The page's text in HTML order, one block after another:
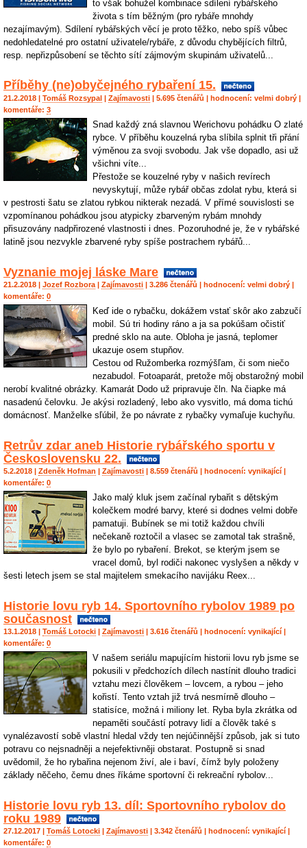
to však bohužel kombinace sdílení rybářského
života s tím běžným (pro rybáře mnohdy
nezajímavým). Sdílení rybářských věcí je proto těžko, nebo spíš vůbec
nedohledatelné pro ostatní uživatele/rybáře, z důvodu chybějících filtrů,
resp. nepřizpůsobení se těchto sítí zájmovým skupinám uživatelů...
Příběhy (ne)obyčejného rybaření 15.
21.2.2018 | Tomáš Rozsypal | Zajímavosti | 5.695 čtenářů | hodnocení: velmi dobrý |
komentáře: 3
Snad každý zná slavnou Werichovu pohádku O zlaté
rybce. V příběhu kouzelná ryba slíbila splnit tři přání
výměnou za svoji svobodu. Jak vše dopadlo, asi už
všichni víte...
Přestože se kouzelné ryby v našich revírech
nevyskytují, může rybář občas zdolat rybu, která si
v pestrosti šatu se zlatou rybkou nikterak nezadá. V přímé souvislosti se
vzpomínanou pohádkou jsou atypicky zbarveným rybám mnohdy
přisuzovány nadpřirozené vlastnosti i dnes. Pozoruhodné je, že v rybářské
latině jsou nezvykle zbarvené ryby spíše postrachem rybářů...
Vyznanie mojej láske Mare
21.2.2018 | Jozef Rozbora | Zajímavosti | 3.286 čtenářů | hodnocení: velmi dobrý |
komentáře: 0
Keď ide o rybačku, dokážem vstať skôr ako zabzučí
mobil. Sú tri hodiny ráno a ja sa pokúšam očistiť
predné sklo na aute. Obloha je jasná, teplomer
ukazuje osem stupňov.
Cestou od Ružomberka rozmýšľam, či som niečo
nezabudol. Fotoaparát, pretože môj obstarožný mobil
nerobí kvalitné obrázky. Kamarát Dodo už pripravuje čln. Na čiapke má
nasadenú čelovku. Je akýsi rozladený, lebo ako vysvitlo, má doma tichú
domácnosť. Manželke sľúbil, že po návrate z rybačky vymaľuje kuchyňu.
Retrův zdar aneb Historie rybářského sportu v
Československu 22.
5.2.2018 | Zdeněk Hofman | Zajímavosti | 8.559 čtenářů | hodnocení: vynikající |
komentáře: 0
Jako malý kluk jsem začínal rybařit s dětským
kolečkem modré barvy, které si dodnes velmi dobře
pamatuji. Bubínek se mi totiž každou chvíli
nečekaně roztočil a vlasec se zamotal tak strašně,
že bylo po rybaření. Brekot, se kterým jsem se
vracel domů, byl rodiči nakonec vyslyšen a někdy v
šesti letech jsem se stal majitelem smekacího navijáku Reex...
Historie lovu ryb 14. Sportovního rybolov 1989 po
současnost
13.1.2018 | Tomáš Lotocki Zajímavosti | 3.616 čtenářů | hodnocení: vynikající
komentáře: 0
V našem seriálu mapujícím historii lovu ryb jsme se
pokusili v předchozích dílech nastínit dlouho tradici
vztahu mezi člověkem – lovcem, a rybou – jeho
kořistí. Tento vztah již trvá nesmírně dlouho –
statisíce, možná i miliony let. Ryba byla zkrátka od
nepaměti součástí potravy lidí a člověk také s
vynalézavostí sobě vlastní hledal vždy ten nejúčinnější způsob, jak si tuto
potravu co nejsnadněji a nejefektivněji obstarat. Postupně si snad
uvědomil, že ho rybařina nejenom živí, ale i baví, čímž byly položeny
základy něčeho, čemu dnes říkáme sportovní či rekreační rybolov...
Historie lovu ryb 13. díl: Sportovního rybolov do
roku 1989
27.12.2017 | Tomáš Lotocki Zajímavosti | 3.342 čtenářů | hodnocení: vynikající
komentáře: 0